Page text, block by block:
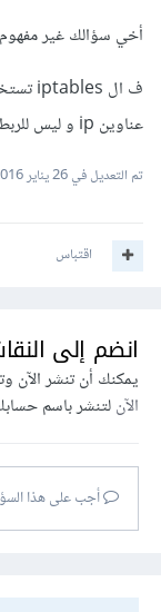
أخي سؤالك غير مفهوم
عناوين ip و ليس للربط بين الشبكات!
تم التعديل في26 يناير 2016
اقتباس
انضم إلى
يمكنك أن تنشر الآن
الآنلتنشر باسم
أجب على هذا